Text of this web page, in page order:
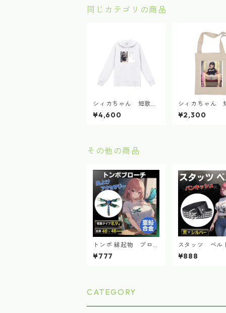
同じカテゴリの商品
シィカちゃん 短歌パ
ーカー 2024.9
¥4,600
シィカちゃん
ートバッグ
¥2,300
その他の商品
トンボ 縁起物 ブロー
チ 蜻蛉 昆虫 とん
ぼ ライトストーン
¥777
スタッツ ベル
ク パンク メ
ディース ハー
¥888
CATEGORY